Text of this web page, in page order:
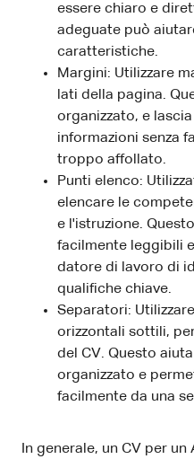
essere chiaro e
adeguate può
caratteristiche.
Margini: Utilizzare
lati della pagina.
organizzato, e
informazioni senza
troppo affollato.
Punti elenco:
elencare le
e l'istruzione.
facilmente leggibili
datore di lavoro di
qualifiche chiave.
Separatori:
orizzontali sottili,
del CV. Questo
organizzato e
facilmente da una
In generale, un CV per